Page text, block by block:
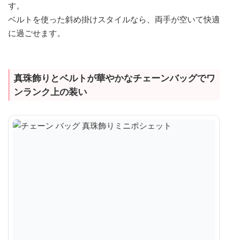
す。
ベルトを使った斜め掛けスタイルなら、両手が空いて快適
に過ごせます。
真珠飾りとベルトが華やかなチェーンバッグでワ
ンランク上の装い